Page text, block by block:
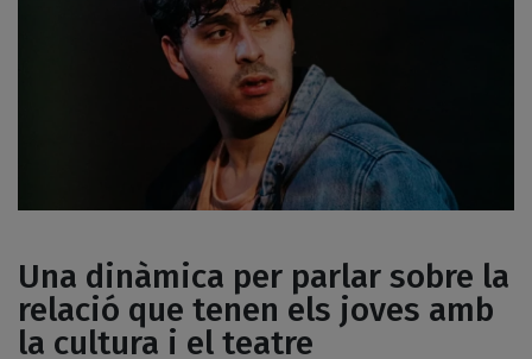
Una dinàmica per parlar sobre la
relació que tenen els joves amb
la cultura i el teatre